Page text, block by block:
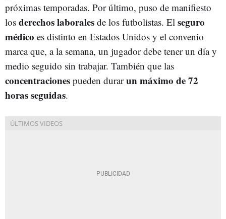
próximas temporadas. Por último, puso de manifiesto
los derechos laborales de los futbolistas. El seguro
médico es distinto en Estados Unidos y el convenio
marca que, a la semana, un jugador debe tener un día y
medio seguido sin trabajar. También que las
concentraciones pueden durarun máximo de 72
horas seguidas.